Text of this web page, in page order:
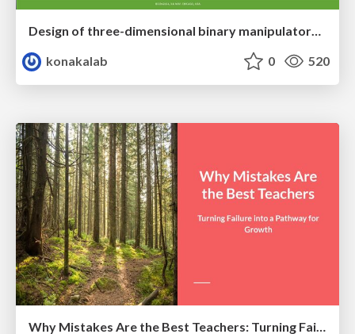
Design of three-dimensional binary manipulators for pick-and-place task avoiding obstacles (IECON2024)
konakalab
0 520